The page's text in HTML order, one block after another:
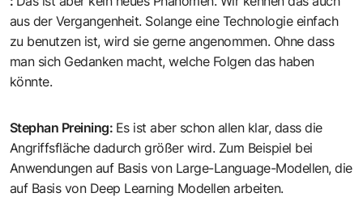
aus der Vergangenheit. Solange eine Technologie einfach
zu benutzen ist, wird sie gerne angenommen. Ohne dass
man sich Gedanken macht, welche Folgen das haben
könnte.
Stephan Preining: Es ist aber schon allen klar, dass die
Angriffsfläche dadurch größer wird. Zum Beispiel bei
Anwendungen auf Basis von Large-Language-Modellen, die
auf Basis von Deep Learning Modellen arbeiten.